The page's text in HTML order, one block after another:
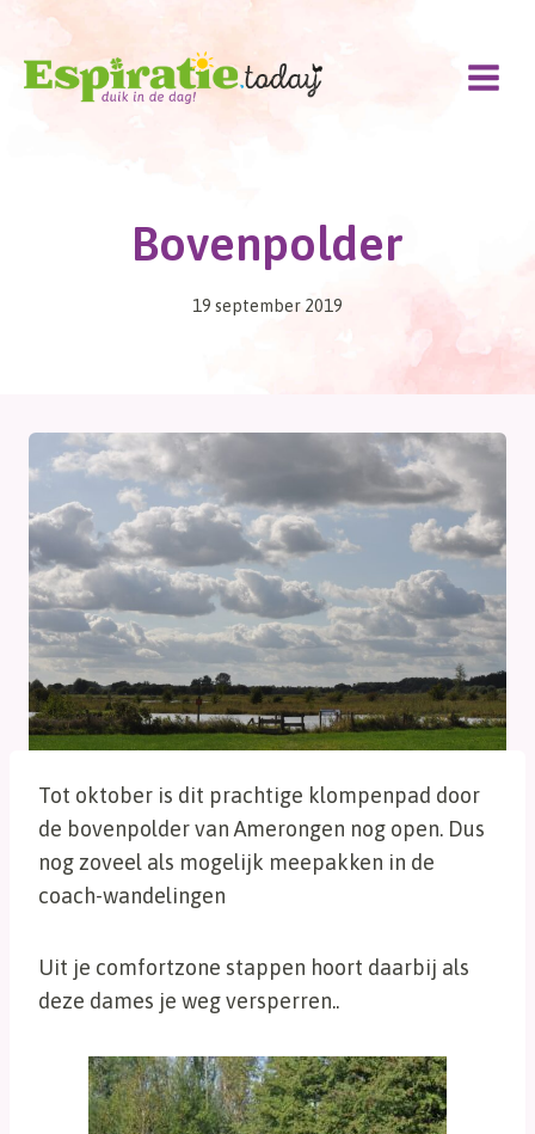
Doorgaan
inhoud
Bovenpolder
19 september 2019
Tot oktober is dit prachtige klompenpad door
de bovenpolder van Amerongen nog open. Dus
nog zoveel als mogelijk meepakken in de
coach-wandelingen
Uit je comfortzone stappen hoort daarbij als
deze dames je weg versperren..